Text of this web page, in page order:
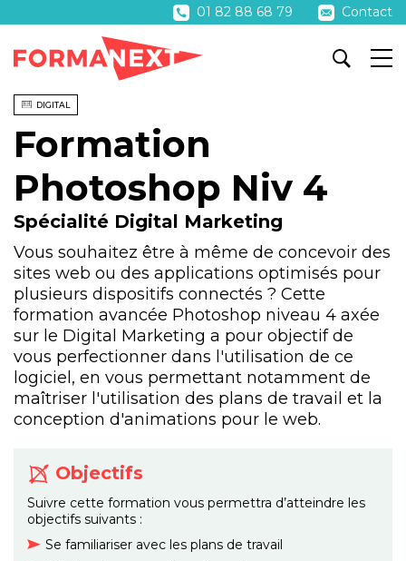
01 82 88 68 79 Contact
DIGITAL
Formation
Photoshop Niv 4
Spécialité Digital Marketing
Vous souhaitez être à même de concevoir des
sites web ou des applications optimisés pour
plusieurs dispositifs connectés ? Cette
formation avancée Photoshop niveau 4 axée
sur le Digital Marketing a pour objectif de
vous perfectionner dans l'utilisation de ce
logiciel, en vous permettant notamment de
maîtriser l'utilisation des plans de travail et la
conception d'animations pour le web.
Objectifs
Suivre cette formation vous permettra d’atteindre les
objectifs suivants :
Se familiariser avec les plans de travail